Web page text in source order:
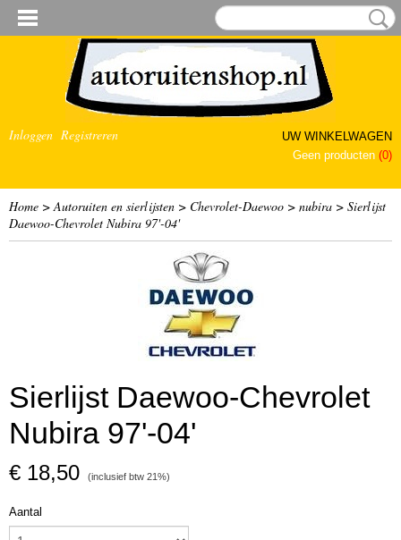
Inloggen Registreren
UW WINKELWAGEN
Geen producten (0)
Home >Autoruiten en sierlijsten > Chevrolet-Daewoo > nubira > Sierlijst
Daewoo-Chevrolet Nubira 97'-04'
Sierlijst Daewoo-Chevrolet
Nubira 97'-04'
€ 18,50 (inclusief btw 21%)
Aantal